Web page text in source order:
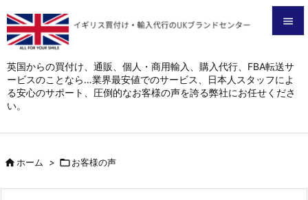
英国からの買付け、通販、個人・商用輸入、購入代行、FBA転送サ
ービスのことなら…業界最安値でのサービス、日本人スタッフによ
る安心のサポート、圧倒的なお客様の声を誇る弊社にお任せくださ
い。

メニュ

サイド
前へ

ホーム > お客様の声